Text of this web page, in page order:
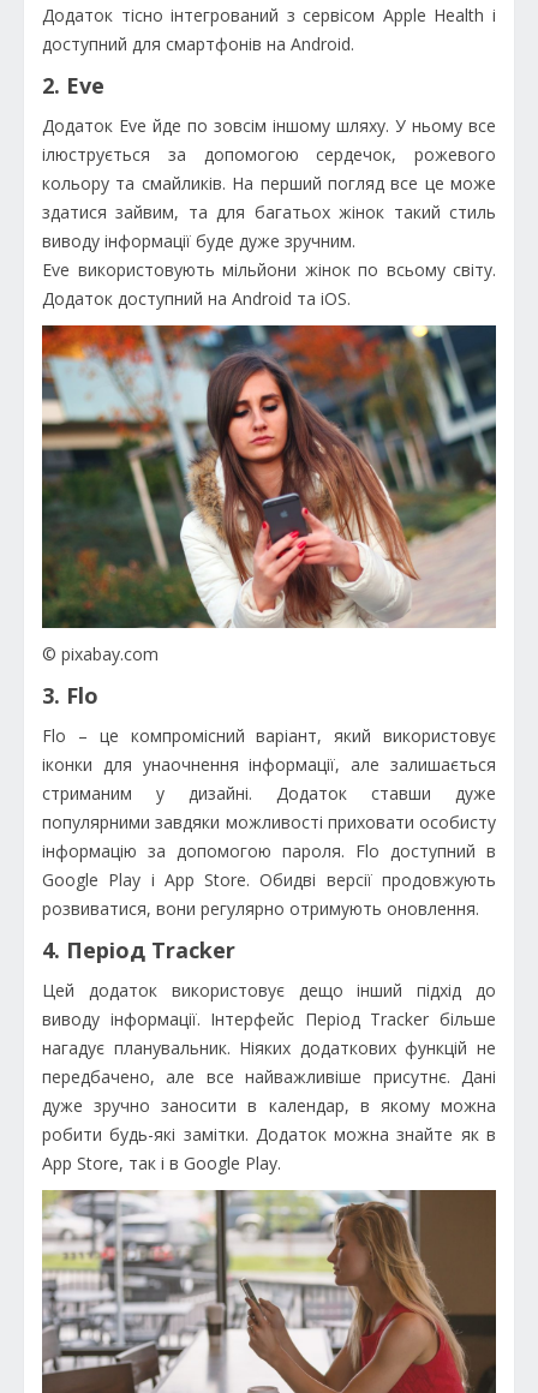
Додаток тісно інтегрований з сервісом Apple Health і
доступний для смартфонів на Android.
2. Eve
Додаток Eve йде по зовсім іншому шляху. У ньому все
ілюструється за допомогою сердечок, рожевого
кольору та смайликів. На перший погляд все це може
здатися зайвим, та для багатьох жінок такий стиль
виводу інформації буде дуже зручним.
Eve використовують мільйони жінок по всьому світу.
Додаток доступний на Android та iOS.
© pixabay.com
3. Flo
Flo – це компромісний варіант, який використовує
іконки для унаочнення інформації, але залишається
стриманим у дизайні. Додаток ставши дуже
популярними завдяки можливості приховати особисту
інформацію за допомогою пароля. Flo доступний в
Google Play і App Store. Обидві версії продовжують
розвиватися, вони регулярно отримують оновлення.
4. Період Tracker
Цей додаток використовує дещо інший підхід до
виводу інформації. Інтерфейс Період Tracker більше
нагадує планувальник. Ніяких додаткових функцій не
передбачено, але все найважливіше присутнє. Дані
дуже зручно заносити в календар, в якому можна
робити будь-які замітки. Додаток можна знайте як в
App Store, так і в Google Play.